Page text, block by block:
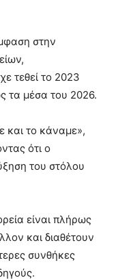
στην
τεθεί το 2023
τα μέσα του 2026.
και το κάναμε»,
ότι ο
του στόλου
είναι πλήρως
και διαθέτουν
συνθήκες